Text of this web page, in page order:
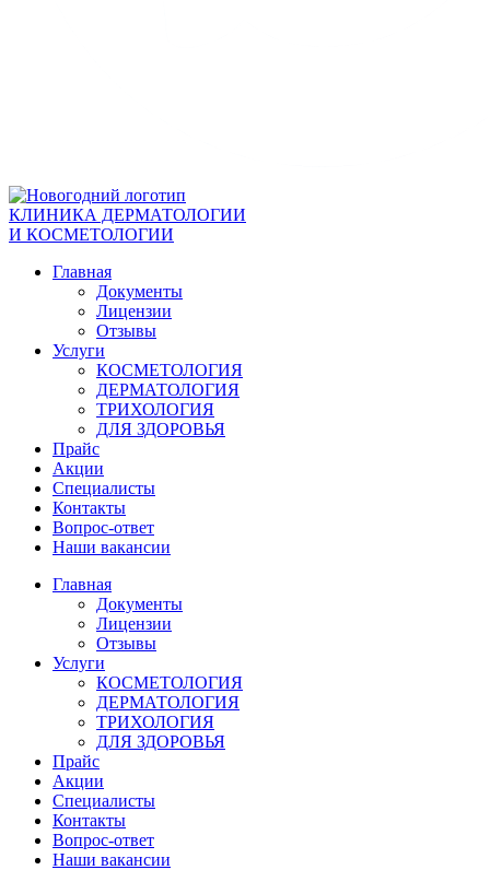
КЛИНИКА ДЕРМАТОЛОГИИ
И КОСМЕТОЛОГИИ
Главная
Документы
Лицензии
Отзывы
Услуги
КОСМЕТОЛОГИЯ
ДЕРМАТОЛОГИЯ
ТРИХОЛОГИЯ
ДЛЯ ЗДОРОВЬЯ
Прайс
Акции
Специалисты
Контакты
Вопрос-ответ
Наши вакансии
Главная
Документы
Лицензии
Отзывы
Услуги
КОСМЕТОЛОГИЯ
ДЕРМАТОЛОГИЯ
ТРИХОЛОГИЯ
ДЛЯ ЗДОРОВЬЯ
Прайс
Акции
Специалисты
Контакты
Вопрос-ответ
Наши вакансии